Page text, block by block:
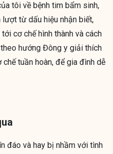
tôi về bệnh tim bẩm sinh,
từ dấu hiệu nhận biết,
cơ chế hình thành và cách
hướng Đông y giải thích
tuần hoàn, để gia đình dễ
đáo và hay bị nhầm với tình